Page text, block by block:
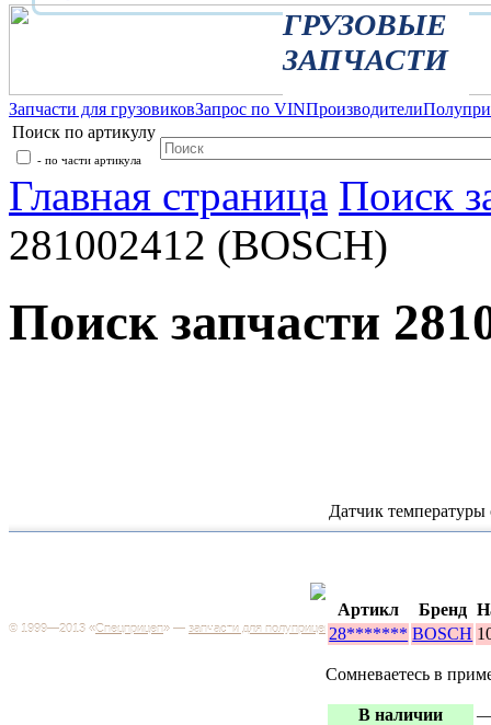
ГРУЗОВЫЕ
ЗАПЧАСТИ
Запчасти для грузовиковЗапрос по VINПроизводители
Поиск по артикулу
- по части артикула
Главная страница Поиск
281002412 (BOSCH)
Поиск запчасти
Датчик
Артикл Бренд
28******* BOSCH
Сомневаетесь в
В наличии
—
© 1999—2013 «Спецприцеп» — запчасти для полуприцепов